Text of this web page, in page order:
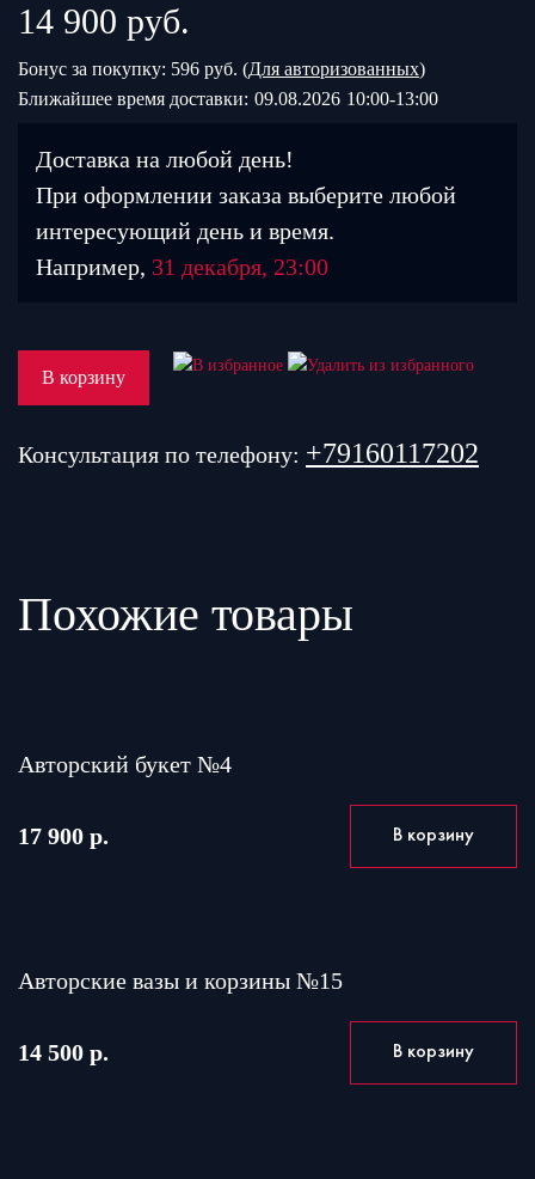
14 900 руб.
Бонус за покупку: 596 руб. (Для авторизованных)
Ближайшее время доставки: 09.08.2026 10:00-13:00
Доставка на любой день!
При оформлении заказа выберите любой
интересующий день и время.
Например, 31 декабря, 23:00
В корзину
Консультация по телефону: +79160117202
Похожие товары
Авторский букет №4
17 900 р. В корзину
Авторские вазы и корзины №15
14 500 р. В корзину